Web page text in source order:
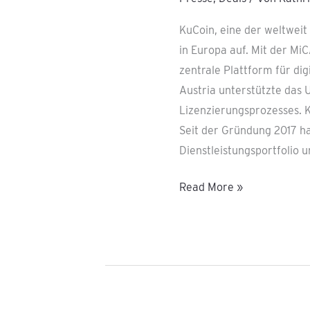
KuCoin, eine der
in Europa auf. Mit der
zentrale Plattform für
Austria unterstützte das
Lizenzierungsprozesses.
Seit der Gründung 2017
Dienstleistungsportfolio
Read More »